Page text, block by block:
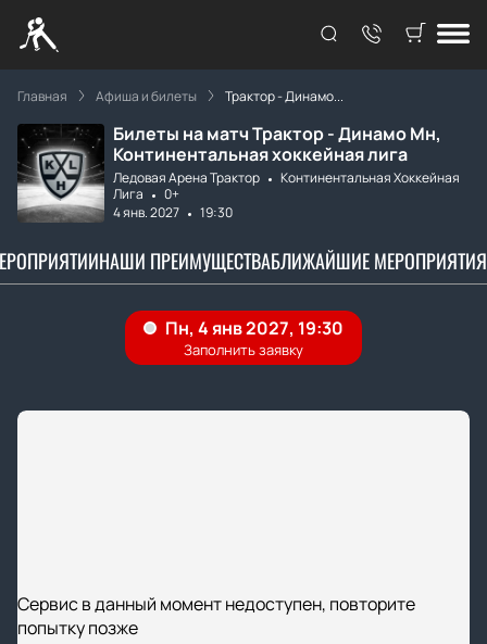
Главная Афиша и билеты Трактор - Динамо...
Билеты на матч Трактор - Динамо Мн,
Континентальная хоккейная лига
Ледовая Арена Трактор
Континентальная Хоккейная
Лига
0+
4 янв. 2027
19:30
НАШИ ПРЕИМУЩЕСТВАБЛИЖАЙШИЕ МЕРОПРИЯТИЯ
Сервис в данный момент недоступен, повторите
попытку позже